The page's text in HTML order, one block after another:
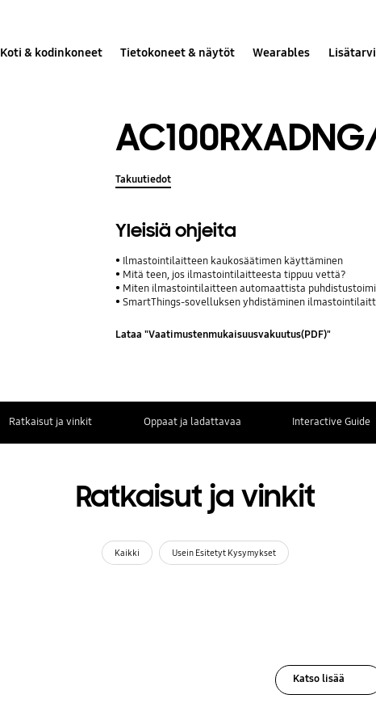
Koti & kodinkoneet Tietokoneet & näytöt Wearables
Takuutiedot
Yleisiä ohjeita
Ilmastointilaitteen kaukosäätimen käyttäminen
Mitä teen, jos ilmastointilaitteesta tippuu vettä?
Miten ilmastointilaitteen automaattista
SmartThings-sovelluksen yhdistäminen
Lataa "Vaatimustenmukaisuusvakuutus(PDF)"
Ratkaisut ja vinkit Oppaat ja ladattavaa Interactive Guide
Ratkaisut ja vinkit
Kaikki Usein Esitetyt Kysymykset
Katso lisää